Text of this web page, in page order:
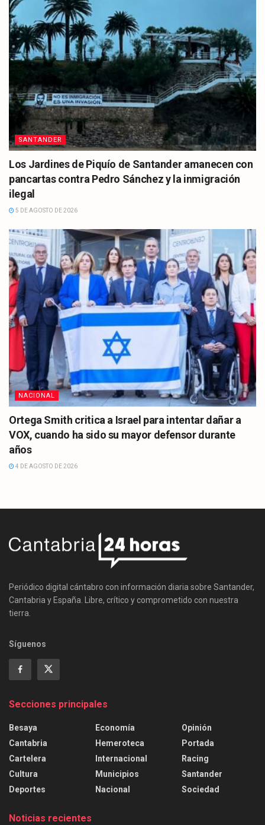
SANTANDER
Los Jardines de Piquío de Santander amanecen con
pancartas contra Pedro Sánchez y la inmigración
ilegal
5 DE AGOSTO DE 2026
NACIONAL
Ortega Smith critica a Israel para intentar dañar a
VOX, cuando ha sido su mayor defensor durante
años
4 DE AGOSTO DE 2026
Periódico digital cántabro con información diaria sobre Santander,
Cantabria y España. Libre, crítico y comprometido con nuestra
tierra.
Síguenos
Secciones principales
Besaya
Cantabria
Cartelera
Cultura
Deportes
Economía
Hemeroteca
Internacional
Municipios
Nacional
Opinión
Portada
Racing
Santander
Sociedad
Noticias recientes